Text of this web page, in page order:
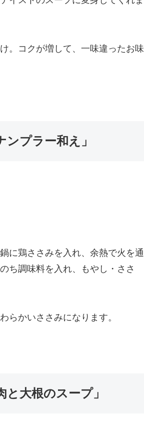
。コクが増して、一味違ったお味
プラー和え」
に鶏ささみを入れ、余熱で火を通
ち調味料を入れ、もやし・ささ
らかいささみになります。
大根のスープ」